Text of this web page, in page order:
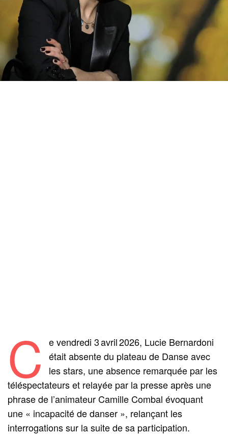
C
e vendredi 3 avril 2026, Lucie Bernardoni
était absente du plateau de Danse avec
les stars, une absence remarquée par les
téléspectateurs et relayée par la presse après une
phrase de l’animateur Camille Combal évoquant
une « incapacité de danser », relançant les
interrogations sur la suite de sa participation.